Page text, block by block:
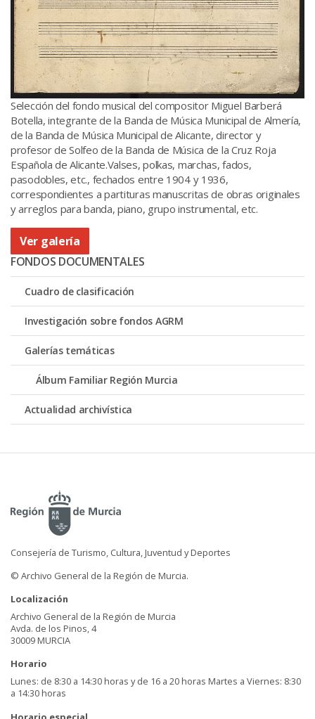
Selección del fondo musical del compositor Miguel Barberá
Botella, integrante de la Banda de Música Municipal de Almería,
de la Banda de Música Municipal de Alicante, director y
profesor de Solfeo de la Banda de Música de la Cruz Roja
Española de Alicante.Valses, polkas, marchas, fados,
pasodobles, etc., fechados entre 1904 y 1936,
correspondientes a partituras manuscritas de obras originales
y arreglos para banda, piano, grupo instrumental, etc.
Ver galería
FONDOS DOCUMENTALES
Cuadro de clasificación
Investigación sobre fondos AGRM
Galerías temáticas
Álbum Familiar Región Murcia
Actualidad archivística
Consejería de Turismo, Cultura, Juventud y Deportes
© Archivo General de la Región de Murcia.
Localización
Archivo General de la Región de Murcia
Avda. de los Pinos, 4
30009 MURCIA
Horario
Lunes: de 8:30 a 14:30 horas y de 16 a 20 horas Martes a Viernes: 8:30
a 14:30 horas